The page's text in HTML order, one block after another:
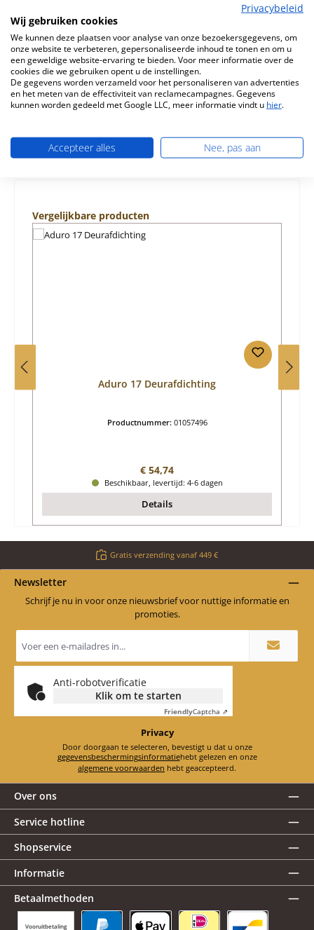
Origineel Zijsteen links voor de Houtkachel Aduro 17
Aduro 17 Zijsteen links Kerngegevens: zijsteen uit het
binnenwerk, z…Meer
Eigenschappen
Productgalerij overslaan
Vergelijkbare producten
Aduro 17 Deurafdichting
Productnummer: 01057496
Normale prijs:
€ 54,74
Beschikbaar, levertijd: 4-6 dagen
Details
Gratis verzending vanaf 449 €
Newsletter
Schrijf je nu in voor onze nieuwsbrief voor nuttige informatie en
promoties.
mailadres
*
Anti-robotverificatie
Klik om te starten
FriendlyCaptcha ⇗
Privacy
Door doorgaan te selecteren, bevestigt u dat u onze
gegevensbeschermingsinformatie
hebt gelezen en onze
algemene voorwaarden hebt geaccepteerd.
Over ons
Service hotline
Shopservice
Informatie
Betaalmethoden
Vooruitbetaling
Privacybeleid
Wij gebruiken cookies
We kunnen deze plaatsen voor analyse van onze bezoekersgegevens, om
onze website te verbeteren, gepersonaliseerde inhoud te tonen en om u
een geweldige website-ervaring te bieden. Voor meer informatie over de
cookies die we gebruiken opent u de instellingen.
De gegevens worden verzameld voor het personaliseren van advertenties
en het meten van de effectiviteit van reclamecampagnes. Gegevens
kunnen worden gedeeld met Google LLC, meer informatie vindt u hier.
Accepteer alles Nee, pas aan